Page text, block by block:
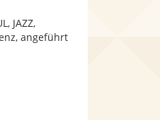
bereit.
Sternen
JAZZ,
angeführt